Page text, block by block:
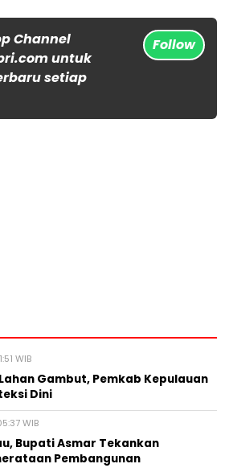
Channel
untuk
setiap
Follow
WIB
Gambut, Pemkab Kepulauan
Dini
WIB
Bupati Asmar Tekankan
Pembangunan